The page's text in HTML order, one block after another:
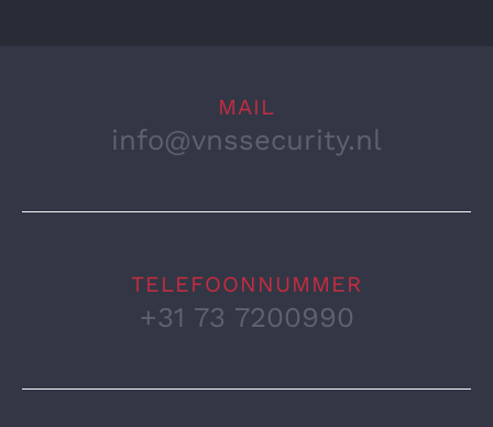
MAIL
info@vnssecurity.nl
TELEFOONNUMMER
+31 73 7200990